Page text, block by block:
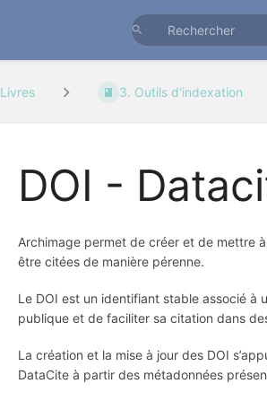
Livres 3. Outils d'indexation
DOI -
Archimage permet de créer et de mettre
être citées de manière pérenne.
Le DOI est un identifiant stable associé à
publique et de faciliter sa citation dans
La création et la mise à jour des DOI
DataCite à partir des métadonnées